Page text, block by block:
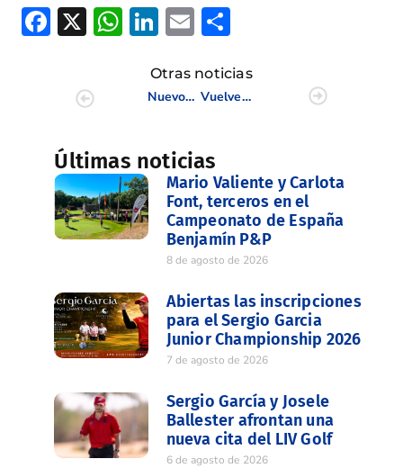
Facebook
X WhatsApp
LinkedIn
Email
Otras noticias
Nuevos cambios en el plan del European Tour para la temporada 2020
Vuelven las actividades deportivas
Últimas noticias
Mario Valiente y Carlota
Font, terceros en el
Campeonato de España
Benjamín P&P
8 de agosto de 2026
Abiertas las inscripciones
para el Sergio Garcia
Junior Championship 2026
7 de agosto de 2026
Sergio García y Josele
Ballester afrontan una
nueva cita del LIV Golf
6 de agosto de 2026